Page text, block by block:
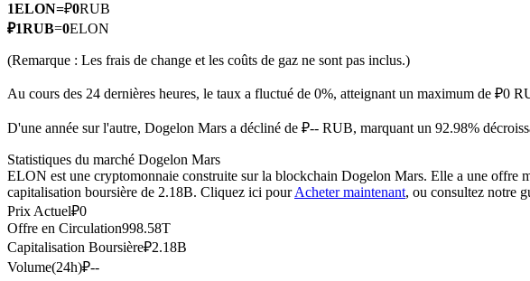
TradFi
Produits dérivés sur actions, forex, métaux précieux et matières premières
Futures USDC
Futures utilisant l'USDC comme garantie
1ELON=₽0RUB
₽1RUB=0ELON
(Remarque : Les frais de change et les coûts de gaz ne sont pas inclus.)
Au cours des 24 dernières heures, le taux a fluctué de 0%, atteignant un maximum de ₽0
D'une année sur l'autre, Dogelon Mars a décliné de ₽-- RUB, marquant un 92.98%
Statistiques du marché Dogelon Mars
ELON est une cryptomonnaie construite sur la blockchain Dogelon Mars. Elle a une offre
capitalisation boursière de 2.18B. Cliquez ici pourAcheter maintenant, ou consultez notre
Prix Actuel₽0
Offre en Circulation998.58T
Capitalisation Boursière₽2.18B
Volume(24h)₽--